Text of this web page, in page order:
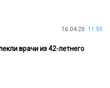
16.04.20 11:50
врачи из 42-летнего